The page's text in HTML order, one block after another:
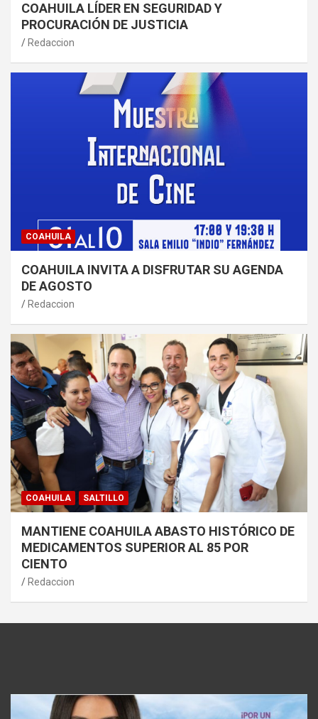
COAHUILA LÍDER EN SEGURIDAD Y
PROCURACIÓN DE JUSTICIA
Redaccion
COAHUILA
COAHUILA INVITA A DISFRUTAR SU AGENDA
DE AGOSTO
Redaccion
COAHUILA SALTILLO
MANTIENE COAHUILA ABASTO HISTÓRICO DE
MEDICAMENTOS SUPERIOR AL 85 POR
CIENTO
Redaccion